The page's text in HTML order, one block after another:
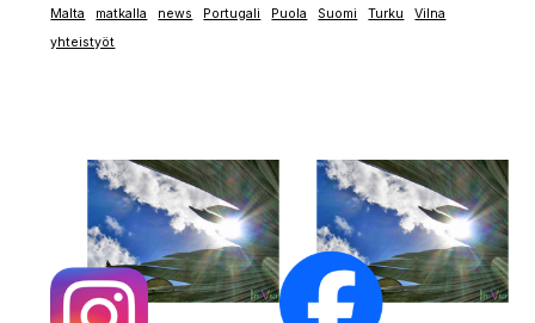
Malta matkalla news Portugali Puola Suomi Turku
Vilna
yhteistyöt